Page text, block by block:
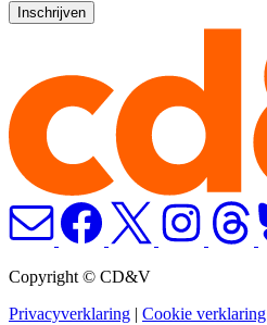
Copyright © CD&V
Privacyverklaring | Cookie verklaring